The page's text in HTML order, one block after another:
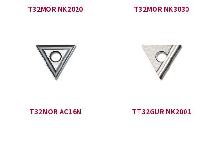
T32MOR NK2020 T32MOR NK3030
T32MOR AC16N TT32GUR NK2001